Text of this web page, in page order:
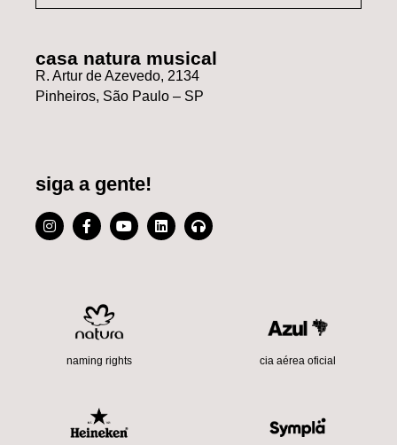
casa natura musical
R. Artur de Azevedo, 2134
Pinheiros, São Paulo – SP
siga a gente!
naming rights cia aérea oficial